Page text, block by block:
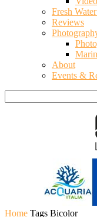
Fresh
Reviews
About
Events &
Home Tags Bicolor